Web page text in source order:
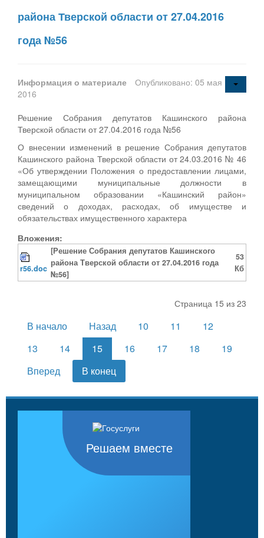
района Тверской области от 27.04.2016
года №56
Информация о материале
Опубликовано: 05 мая
2016
Решение Собрания депутатов Кашинского района
Тверской области от 27.04.2016 года №56
О внесении изменений в решение Собрания депутатов
Кашинского района Тверской области от 24.03.2016 № 46
«Об утверждении Положения о предоставлении лицами,
замещающими муниципальные должности в
муниципальном образовании «Кашинский район»
сведений о доходах, расходах, об имуществе и
обязательствах имущественного характера
Вложения:
r56.doc
[Решение Собрания депутатов Кашинского
района Тверской области от 27.04.2016 года
№56]
53
Кб
Страница 15 из 23
В начало Назад 10 11
12
13
14 15 16 17 18
19
Вперед
В конец
Решаем вместе